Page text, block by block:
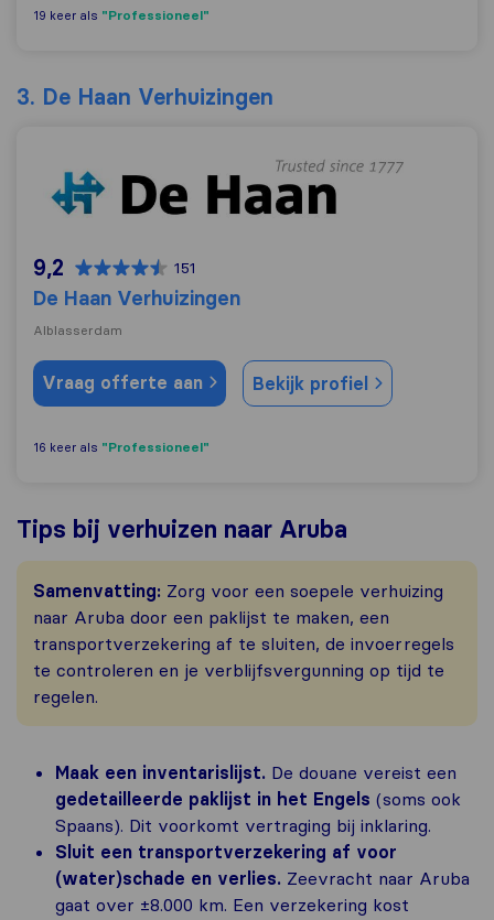
19 keer als "Professioneel"
3. De Haan Verhuizingen
9,2 151
De Haan Verhuizingen
Alblasserdam
Vraag offerte aan Bekijk profiel
16 keer als "Professioneel"
Tips bij verhuizen naar Aruba
Samenvatting: Zorg voor een soepele verhuizing
naar Aruba door een paklijst te maken, een
transportverzekering af te sluiten, de invoerregels
te controleren en je verblijfsvergunning op tijd te
regelen.
Maak een inventarislijst. De douane vereist een
gedetailleerde paklijst in het Engels (soms ook
Spaans). Dit voorkomt vertraging bij inklaring.
Sluit een transportverzekering af voor
(water)schade en verlies. Zeevracht naar Aruba
gaat over ±8.000 km. Een verzekering kost